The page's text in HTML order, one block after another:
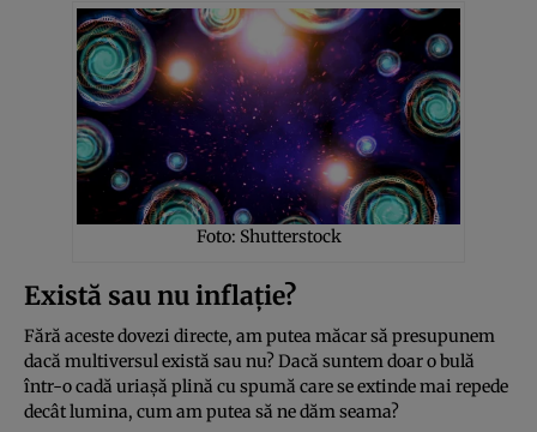
Foto: Shutterstock
Există sau nu inflație?
Fără aceste dovezi directe, am putea măcar să presupunem
dacă multiversul există sau nu? Dacă suntem doar o bulă
într-o cadă uriașă plină cu spumă care se extinde mai repede
decât lumina, cum am putea să ne dăm seama?